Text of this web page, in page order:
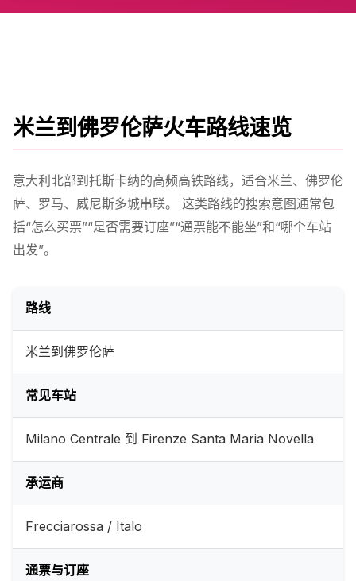
米兰到佛罗伦萨火车路线速览
意大利北部到托斯卡纳的高频高铁路线，适合米兰、佛罗伦
萨、罗马、威尼斯多城串联。 这类路线的搜索意图通常包
括“怎么买票”“是否需要订座”“通票能不能坐”和“哪个车站
出发”。
路线
米兰到佛罗伦萨
常见车站
Milano Centrale 到 Firenze Santa Maria Novella
承运商
Frecciarossa / Italo
通票与订座